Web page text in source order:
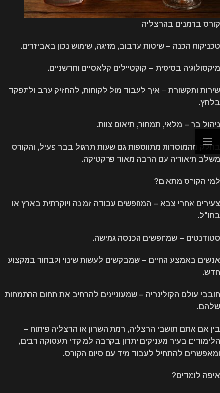
קורס ברמנים בהרצליה
טכניקות הכנה – שיטות ערבוב, מזיגה, שימוש נכון באביזרים.
מיקסולוגיה בסיסית – קוקטיילים קלאסיים וחדשניים.
שירות ותקשורת – איך לעבוד מול לקוחות, להחזיק ערב ולתפקד
בלחץ.
ניהול בר – מלאי, תמחור, תיאום צוות.
בחלק מהמוסדות מתווספות גם שעות תרגול בבר פעיל, והקורס
משלב תיאוריה עם הרבה מאוד פרקטיקה.
למי הקורס מתאים?
צעירים אחרי צבא – המחפשים עבודה זמינה ויוקרתית בארץ או
בחו"ל.
סטודנטים – שמחפשים הכנסה גמישה.
אנשים באמצע החיים – שמבקשים לעשות שינוי ולבחור במקצוע
חדש.
חובבי עולם הקולינריה – שמעוניינים להרחיב את תחום ההתמחות
שלהם.
בין אם אתם תושבי הרצליה, רמת השרון או הרצליה פיתוח –
הלימודים בעיר מעניקים יתרון בקרבה למוקדי תעסוקה רבים,
ומאפשרים להתחיל לעבוד מיד עם סיום הקורס.
איפה לומדים?